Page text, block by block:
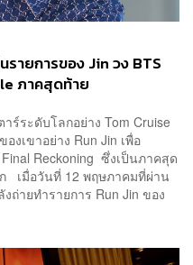
รายการของ Jin วง BTS
ภาคสุดท้าย
ร์ระดับโลกอย่าง Tom Cruise
งเขาอย่าง Run Jin เพื่อ
Reckoning ซึ่งเป็นภาคสุด
เมื่อวันที่ 12 พฤษภาคมที่ผ่าน
ถ่ายทำรายการ Run Jin ของ